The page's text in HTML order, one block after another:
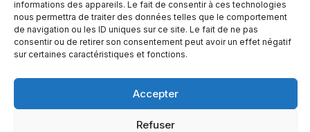
informations des appareils. Le fait de consentir à ces technologies
nous permettra de traiter des données telles que le comportement
de navigation ou les ID uniques sur ce site. Le fait de ne pas
consentir ou de retirer son consentement peut avoir un effet négatif
sur certaines caractéristiques et fonctions.
Accepter
Refuser
© Copyright 2026 – Altomédia Inc |